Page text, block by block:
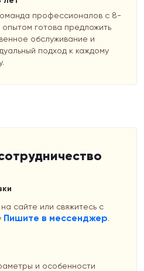
профессионалов с 8-
опытом готова предложить
обслуживание и
подход к каждому
сайте или свяжитесь с
Пишите в мессенджер.
и особенности